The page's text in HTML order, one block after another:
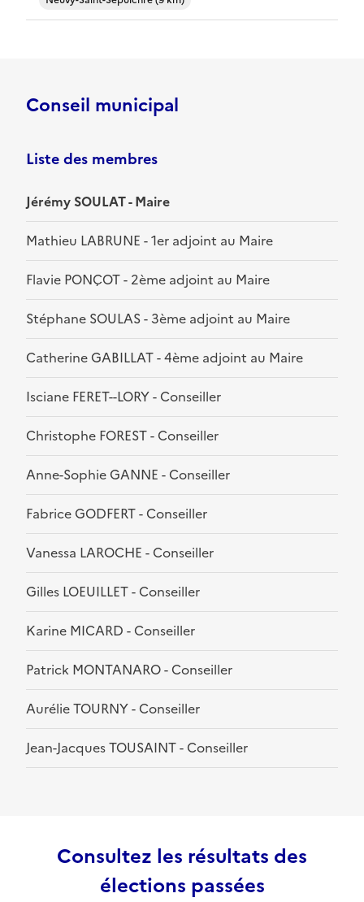
Conseil municipal
Liste des membres
Jérémy SOULAT - Maire
Mathieu LABRUNE - 1er adjoint au Maire
Flavie PONÇOT - 2ème adjoint au Maire
Stéphane SOULAS - 3ème adjoint au Maire
Catherine GABILLAT - 4ème adjoint au Maire
Isciane FERET--LORY - Conseiller
Christophe FOREST - Conseiller
Anne-Sophie GANNE - Conseiller
Fabrice GODFERT - Conseiller
Vanessa LAROCHE - Conseiller
Gilles LOEUILLET - Conseiller
Karine MICARD - Conseiller
Patrick MONTANARO - Conseiller
Aurélie TOURNY - Conseiller
Jean-Jacques TOUSAINT - Conseiller
Consultez les résultats des
élections passées